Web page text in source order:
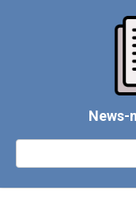
News-
Поиск: